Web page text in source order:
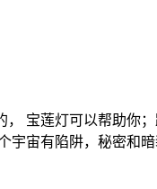
宝莲灯可以帮助你
宇宙有陷阱，秘密和